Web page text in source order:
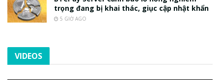
trọng đang bị khai thác, giục cập nhật khẩn
5 GIỜ AGO
VIDEOS